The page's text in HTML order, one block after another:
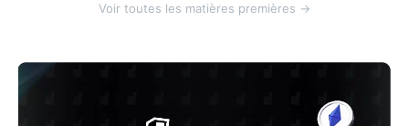
Voir toutes les matières premières →